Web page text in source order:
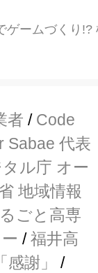
ゲームづくり!?
者 / Code
Sabae 代表
ル庁 オー
地域情報
ごと高専
/福井高
謝」
/